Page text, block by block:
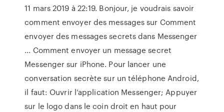
11 mars 2019 à 22:19. Bonjour, je voudrais savoir
comment envoyer des messages sur Comment
envoyer des messages secrets dans Messenger
... Comment envoyer un message secret
Messenger sur iPhone. Pour lancer une
conversation secrète sur un téléphone Android,
il faut: Ouvrir l’application Messenger; Appuyer
sur le logo dans le coin droit en haut pour